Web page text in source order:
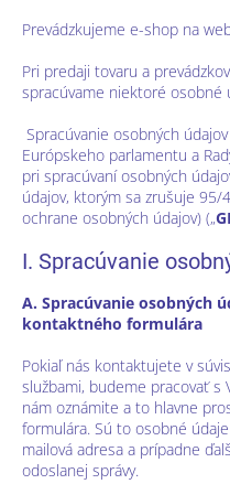
Prevádzkujeme e-shop na
Pri predaji tovaru a
spracúvame niektoré osobné
Spracúvanie osobných
Európskeho parlamentu a
pri spracúvaní osobných
údajov, ktorým sa zrušuje
ochrane osobných údajov) („
I. Spracúvanie
A. Spracúvanie osobných
kontaktného formulára
Pokiaľ nás kontaktujete v
službami, budeme pracovať s
nám oznámite a to hlavne
formulára. Sú to osobné
mailová adresa a prípadne
odoslanej správy.